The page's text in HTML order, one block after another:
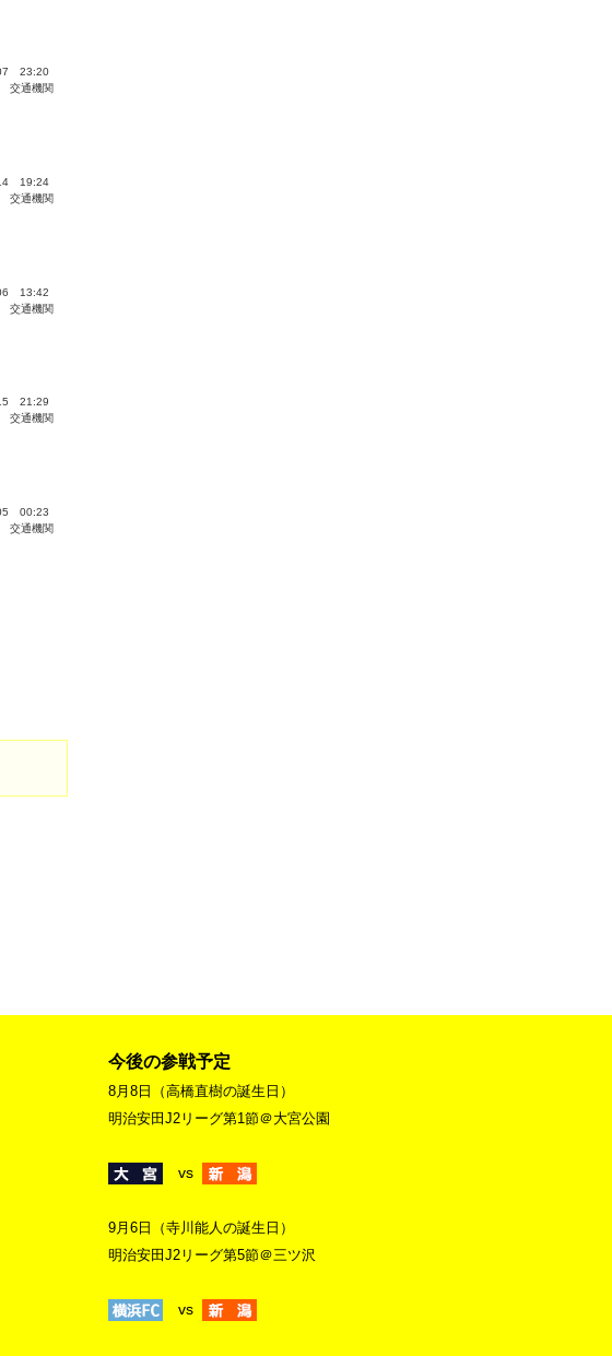
23:20
交通機関
19:24
交通機関
13:42
交通機関
21:29
交通機関
00:23
交通機関
今後の参戦予定
8月8日（高橋直樹の誕生日）
明治安田J2リーグ第1節＠大宮公園
vs
9月6日（寺川能人の誕生日）
明治安田J2リーグ第5節＠三ツ沢
vs